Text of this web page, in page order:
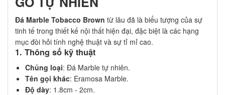
Đá Marble Tobacco Brown từ lâu đã là biểu tượng của sự
tinh tế trong thiết kế nội thất hiện đại, đặc biệt là các hạng
mục đòi hỏi tính nghệ thuật và sự tỉ mỉ cao.
1. Thông số kỹ thuật
Chủng loại: Đá Marble tự nhiên.
Tên gọi khác: Eramosa Marble.
Độ dày: 1.8cm - 2cm.